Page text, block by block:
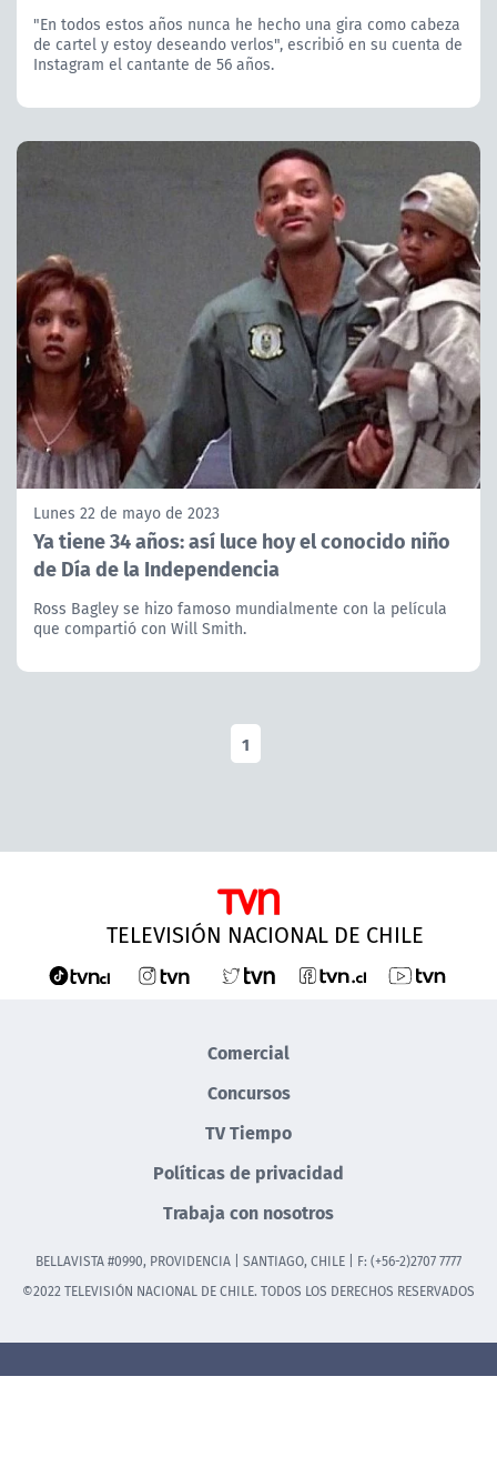
"En todos estos años nunca he hecho una gira como cabeza
de cartel y estoy deseando verlos", escribió en su cuenta de
Instagram el cantante de 56 años.
Lunes 22 de mayo de 2023
Ya tiene 34 años: así luce hoy el conocido niño
de Día de la Independencia
Ross Bagley se hizo famoso mundialmente con la película
que compartió con Will Smith.
1
TELEVISIÓN NACIONAL DE CHILE
Comercial
Concursos
TV Tiempo
Políticas de privacidad
Trabaja con nosotros
BELLAVISTA #0990, PROVIDENCIA | SANTIAGO, CHILE | F: (+56-2)2707 7777
©2022 TELEVISIÓN NACIONAL DE CHILE. TODOS LOS DERECHOS RESERVADOS